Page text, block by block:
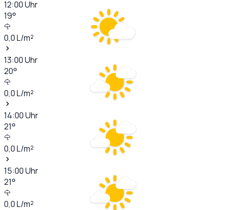
12:00Uhr
19°
0,0L/m²
13:00Uhr
20°
0,0L/m²
14:00Uhr
21°
0,0L/m²
15:00Uhr
21°
0,0L/m²